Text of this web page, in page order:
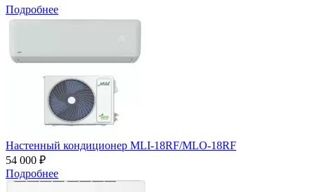
Подробнее
Настенный кондиционер MLI-18RF/MLO-18RF
54 000 ₽
Подробнее